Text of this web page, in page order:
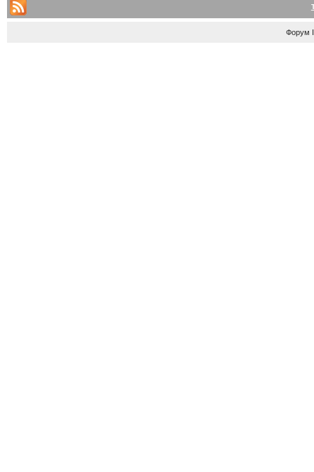
Форум